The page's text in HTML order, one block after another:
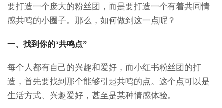
要打造一个庞大的粉丝团，而是要打造一个有着共同情
感共鸣的小圈子。那么，如何做到这一点呢？
一、找到你的“共鸣点”
每个人都有自己的兴趣和爱好，而小红书粉丝团的打
造，首先要找到那个能够引起共鸣的点。这个点可以是
生活方式、兴趣爱好，甚至是某种情感体验。